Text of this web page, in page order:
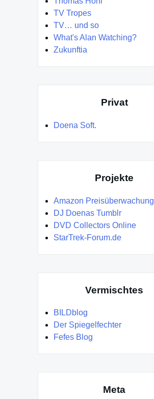
TV Tropes
TV… und so
What's Alan Watching?
Zukunftia
Privat
Doena Soft.
Projekte
Amazon Preisüberwachung
DJ Doenas Tumblr
DVD Collectors Online
StarTrek-Forum.de
Vermischtes
BILDblog
Der Spiegelfechter
Fefes Blog
Meta